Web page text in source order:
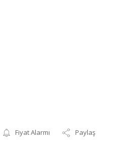
Fiyat Alarmı Paylaş